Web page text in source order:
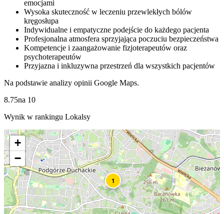
emocjami
Wysoka skuteczność w leczeniu przewlekłych bólów
kręgosłupa
Indywidualne i empatyczne podejście do każdego pacjenta
Profesjonalna atmosfera sprzyjająca poczuciu bezpieczeństwa
Kompetencje i zaangażowanie fizjoterapeutów oraz
psychoterapeutów
Przyjazna i inkluzywna przestrzeń dla wszystkich pacjentów
Na podstawie analizy opinii Google Maps.
8.75na 10
Wynik w rankingu Lokalsy
1
+
−